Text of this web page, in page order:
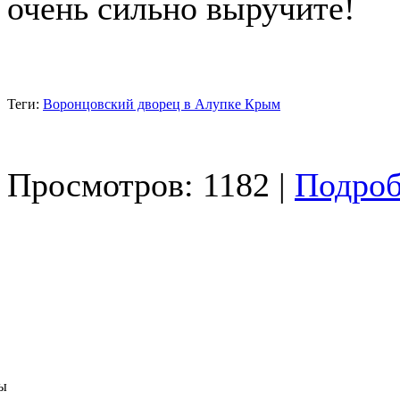
очень сильно выручите!
Теги: Воронцовский дворец в Алупке Крым
Просмотров: 1182 |